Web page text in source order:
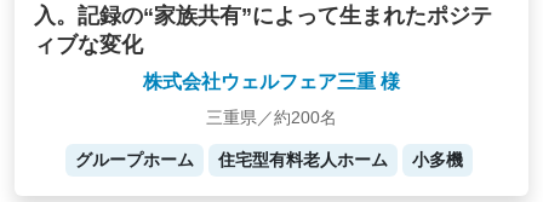
入。記録の“家族共有”によって生まれたポジテ
ィブな変化
株式会社ウェルフェア三重 様
三重県／約200名
グループホーム 住宅型有料老人ホーム 小多機